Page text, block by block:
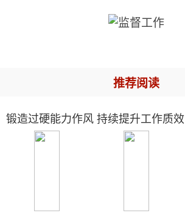
推荐阅读
锻造过硬能力作风 持续提升工作质效